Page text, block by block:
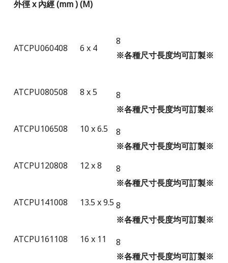
外徑x內經(mm )(M)
ATCPU060408 6 x 4
8
※各種尺寸長度均可訂製※
ATCPU080508 8 x 5
8
※各種尺寸長度均可訂製※
ATCPU106508
10 x 6.5
8
※各種尺寸長度均可訂製※
ATCPU120808
12 x 8
8
※各種尺寸長度均可訂製※
ATCPU141008
13.5 x 9.5 8
※各種尺寸長度均可訂製※
ATCPU161108
16 x 11
8
※各種尺寸長度均可訂製※